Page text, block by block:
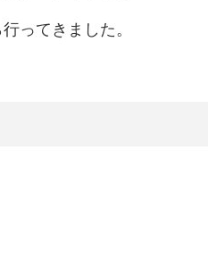
ってきました。